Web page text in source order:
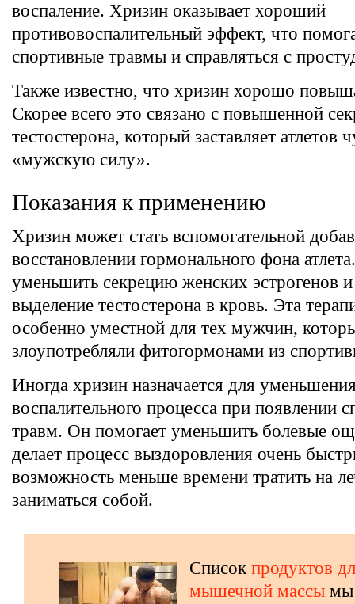
воспаление. Хризин оказывает хороший
противовоспалительный эффект, что
спортивные травмы и справляться с
Также известно, что хризин хорошо
Скорее всего это связано с повышенной
тестостерона, который заставляет атлетов
«мужскую силу».
Показания к применению
Хризин может стать вспомогательной
восстановлении гормонального фона
уменьшить секрецию женских эстрогенов и
выделение тестостерона в кровь. Эта
особенно уместной для тех мужчин,
злоупотребляли фитогормонами из
Иногда хризин назначается для
воспалительного процесса при появлении
травм. Он помогает уменьшить болевые
делает процесс выздоровления очень
возможность меньше времени тратить на
заниматься собой.
Список продуктов
мышечной массы мы